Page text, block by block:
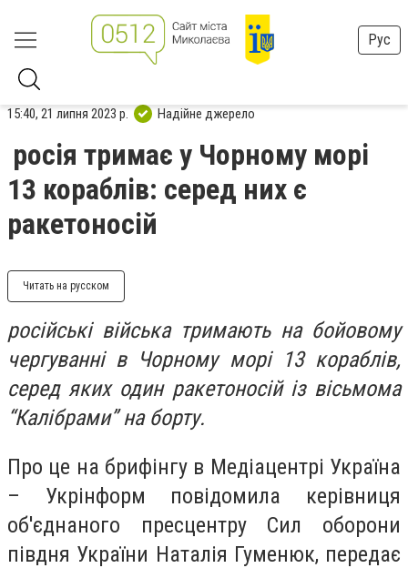
Рус
15:40, 21 липня 2023 р. Надійне джерело
росія тримає у Чорному морі
13 кораблів: серед них є
ракетоносій
Читать на русском
російські війська тримають на бойовому
чергуванні в Чорному морі 13 кораблів,
серед яких один ракетоносій із вісьмома
“Калібрами” на борту.
Про це на брифінгу в Медіацентрі Україна
– Укрінформ повідомила керівниця
об'єднаного пресцентру Сил оборони
півдня України Наталія Гуменюк, передає